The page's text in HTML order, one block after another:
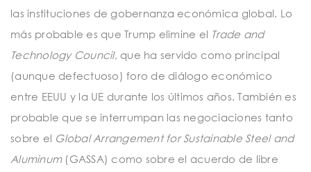
las instituciones de gobernanza económica global. Lo
más probable es que Trump elimine el Trade and
Technology Council, que ha servido como principal
(aunque defectuoso) foro de diálogo económico
entre EEUU y la UE durante los últimos años. También es
probable que se interrumpan las negociaciones tanto
sobre el Global Arrangement for Sustainable Steel and
Aluminum(GASSA) como sobre el acuerdo de libre